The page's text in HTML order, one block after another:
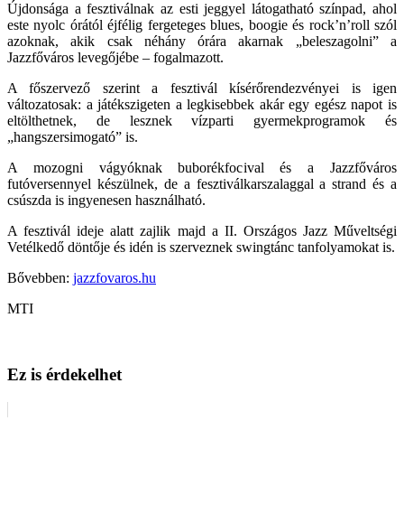
Újdonsága a fesztiválnak az esti jeggyel látogatható színpad, ahol
este nyolc órától éjfélig fergeteges blues, boogie és rock’n’roll szól
azoknak, akik csak néhány órára akarnak „beleszagolni” a
Jazzfőváros levegőjébe – fogalmazott.
A főszervező szerint a fesztivál kísérőrendezvényei is igen
változatosak: a játékszigeten a legkisebbek akár egy egész napot is
eltölthetnek, de lesznek vízparti gyermekprogramok és
„hangszersimogató” is.
A mozogni vágyóknak buborékfocival és a Jazzfőváros
futóversennyel készülnek, de a fesztiválkarszalaggal a strand és a
csúszda is ingyenesen használható.
A fesztivál ideje alatt zajlik majd a II. Országos Jazz Műveltségi
Vetélkedő döntője és idén is szerveznek swingtánc tanfolyamokat is.
Bővebben: jazzfovaros.hu
MTI
Ez is érdekelhet